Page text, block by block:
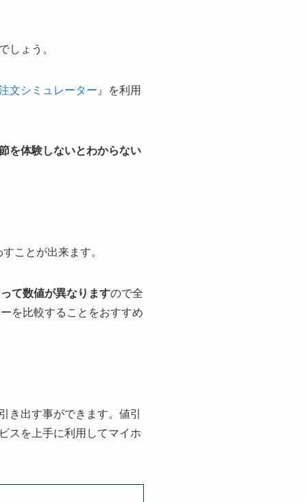
しょう。
文シミュレーター 』を利用
を体験しないとわからない
ことが出来ます。
て数値が異なりますので全
を比較することをおすすめ
き出す事ができます。値引
スを上手に利用してマイホ